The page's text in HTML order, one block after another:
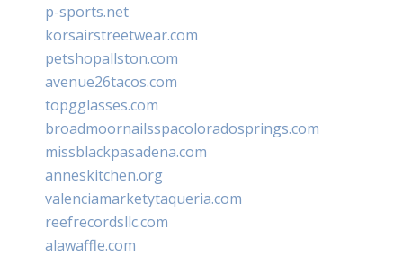
p-sports.net
korsairstreetwear.com
petshopallston.com
avenue26tacos.com
topgglasses.com
broadmoornailsspacoloradosprings.com
missblackpasadena.com
anneskitchen.org
valenciamarketytaqueria.com
reefrecordsllc.com
alawaffle.com